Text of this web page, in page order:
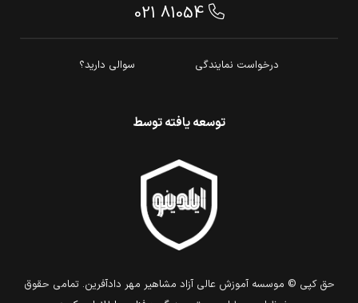
021 81054
درخواست نمایندگی سوالی دارید؟
توسعه یافته توسط
حق كپي © موسسه آموزش عالی آزاد مشاهیر مهر دادآفرین. تمامي حقوق